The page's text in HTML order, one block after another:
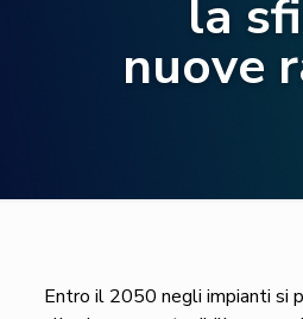
la
nuove
Entro il 2050 negli impianti si